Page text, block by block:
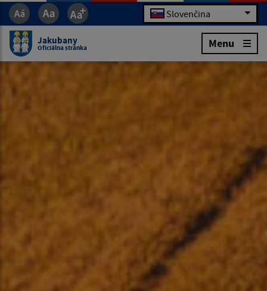
Slovenčina
Jakubany
Oficiálna stránka Menu